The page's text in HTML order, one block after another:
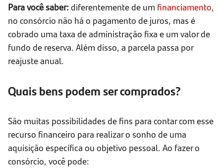
Para você saber: diferentemente de um financiamento,
no consórcio não há o pagamento de juros, mas é
cobrado uma taxa de administração fixa e um valor de
fundo de reserva. Além disso, a parcela passa por
reajuste anual.
Quais bens podem ser comprados?
São muitas possibilidades de fins para contar com esse
recurso financeiro para realizar o sonho de uma
aquisição específica ou objetivo pessoal. Ao fazer o
consórcio, você pode: